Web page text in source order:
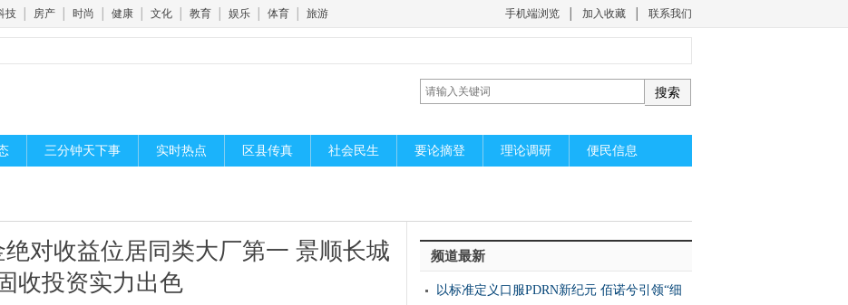
技 房产 时尚 健康 文化 教育 娱乐 体育 旅游 手机端浏览 加入收藏 联系我们
三分钟天下事 实时热点 区县传真 社会民生 要论摘登 理论调研 便民信息
对收益位居同类大厂第一 景顺长城
收投资实力出色
频道最新
以标准定义口服PDRN新纪元 佰诺兮引领“细